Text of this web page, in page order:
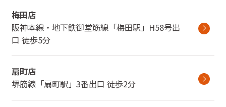
梅田店
阪神本線・地下鉄御堂筋線「梅田駅 」 H58号出
口 徒歩5分
扇町店
堺筋線「扇町駅」 3番出口 徒歩2分